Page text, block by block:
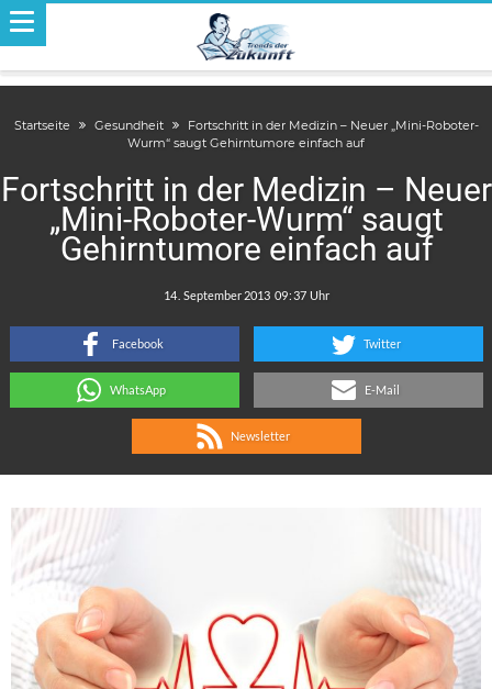
Startseite Gesundheit
Fortschritt in der Medizin – Neuer „Mini-Roboter-
Wurm“ saugt Gehirntumore einfach auf
Fortschritt in der Medizin – Neuer
„Mini-Roboter-Wurm“ saugt
Gehirntumore einfach auf
:
Facebook Twitter
WhatsApp E-Mail
Newsletter